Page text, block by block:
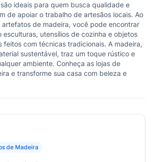
ideais para quem busca qualidade e
de apoiar o trabalho de artesãos locais. Ao
artefatos de madeira, você pode encontrar
esculturas, utensílios de cozinha e objetos
feitos com técnicas tradicionais. A madeira,
sustentável, traz um toque rústico e
ambiente. Conheça as lojas de
e transforme sua casa com beleza e
de Madeira